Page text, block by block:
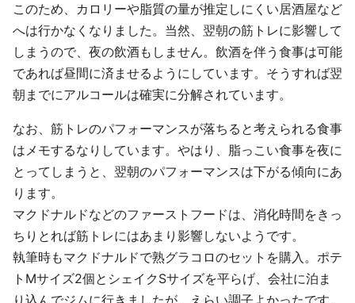
このため、カロリーや脂質の量が推定しにくい居酒屋など
へは行かなくなりました。当然、翌朝の筋トレに影響して
しまうので、夜の飲酒もしません。飲酒を伴う食事は可能
であれば昼間に済ませるようにしています。そうすれば翌
朝までにアルコールは確実に分解されています。
なお、筋トレのパフォーマンスが落ちると考えられる食事
はメモするなりしています。やはり、脂っこい食事を夜に
とってしまうと、翌朝のパフォーマンスは下がる傾向にあ
ります。
マクドナルドなどのファーストフードは、消化時間をきっ
ちりとれば筋トレにはあまり影響しないようです。
執筆時もマクドナルドで熟グラコロのセットを購入。ポテ
トMサイズ2個とシェイクSサイズを平らげ、会社に泊ま